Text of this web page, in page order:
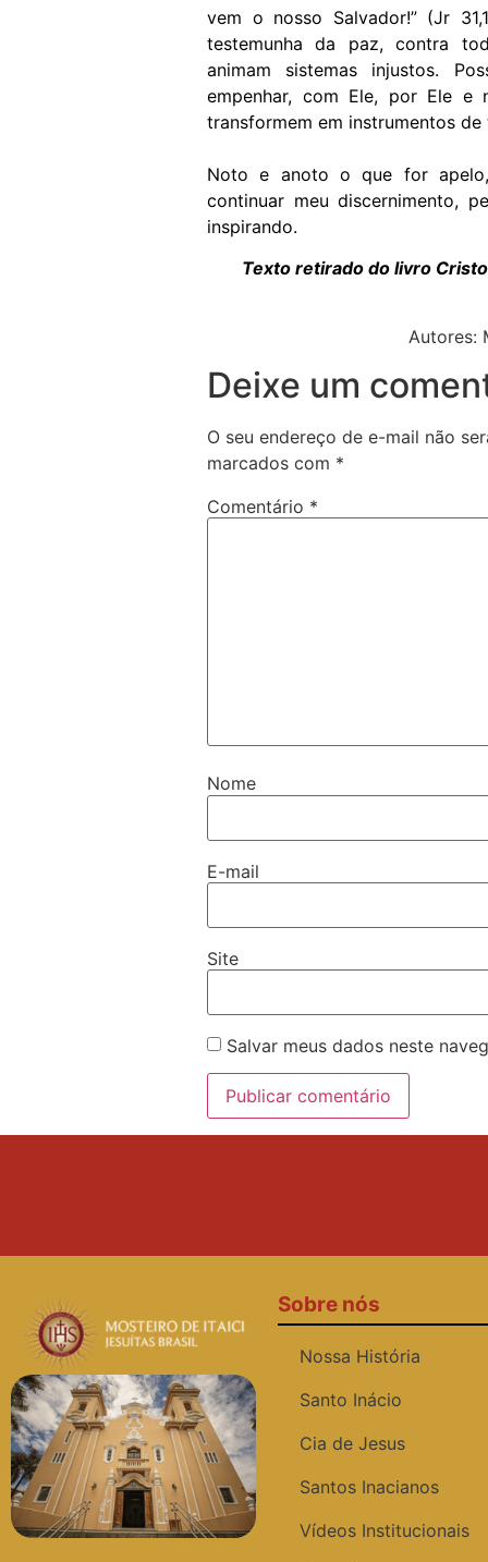
vem o nosso Salvador!” (Jr
testemunha da paz, contra
animam sistemas injustos.
empenhar, com Ele, por Ele e
transformem em instrumentos
Noto e anoto o que for
continuar meu discernimento,
inspirando.
Texto retirado do livro
Autores:
Deixe um
O seu endereço de e-mail não
marcados com *
Comentário *
Nome
E-mail
Site
Salvar meus dados neste
Sobre nós
Nossa História
Santo Inácio
Cia de Jesus
Santos Inacianos
Vídeos Institucionais